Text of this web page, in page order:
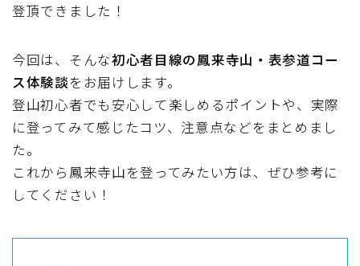
登頂できました！
今回は、そんな初心者目線の鳳来寺山・表参道コー
ス体験談をお届けします。
登山初心者でも安心して楽しめるポイントや、実際
に登ってみて感じたコツ、注意点などをまとめまし
た。
これから鳳来寺山を登ってみたい方は、ぜひ参考に
してください！